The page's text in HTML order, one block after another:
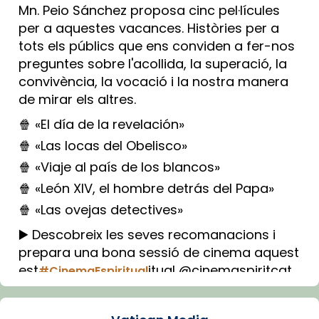
Mn. Peio Sánchez proposa cinc pel·lícules
per a aquestes vacances. Històries per a
tots els públics que ens conviden a fer-nos
preguntes sobre l'acollida, la superació, la
convivència, la vocació i la nostra manera
de mirar els altres.
🍿 «El día de la revelación»
🍿 «Las locas del Obelisco»
🍿 «Viaje al país de los blancos»
🍿 «León XIV, el hombre detrás del Papa»
🍿 «Las ovejas detectives»
▶️ Descobreix les seves recomanacions i
prepara una bona sessió de cinema aquest
est#CinemaEspiritualitual @cinemaspiritcat
Imatge: Generada amb IA (OpenAI)